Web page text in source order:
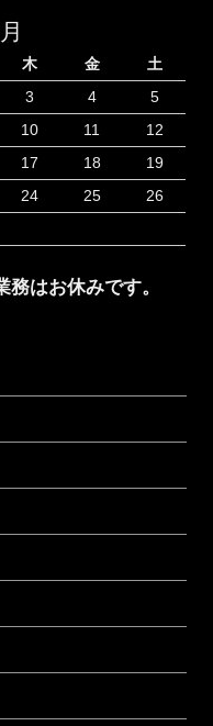
木 金
土
3 4
5
10 11
12
17 18
19
24 25
26
はお休みです。